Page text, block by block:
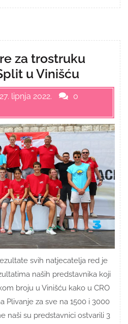
za trostruku
u Vinišću
27. lipnja 2022.
0
svih natjecatelja red je
naših predstavnika koji
broju u Vinišću kako u CRO
Plivanje za sve na 1500 i 3000
naši su predstavnici ostvarili 3